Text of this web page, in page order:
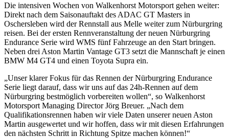
Die intensiven Wochen von Walkenhorst Motorsport gehen weiter:
Direkt nach dem Saisonauftakt des ADAC GT Masters in
Oschersleben wird der Rennstall aus Melle weiter zum Nürburgring
reisen. Bei der ersten Rennveranstaltung der neuen Nürburgring
Endurance Serie wird WMS fünf Fahrzeuge an den Start bringen.
Neben drei Aston Martin Vantage GT3 setzt die Mannschaft je einen
BMW M4 GT4 und einen Toyota Supra ein.
„Unser klarer Fokus für das Rennen der Nürburgring Endurance
Serie liegt darauf, dass wir uns auf das 24h-Rennen auf dem
Nürburgring bestmöglich vorbereiten wollen“, so Walkenhorst
Motorsport Managing Director Jörg Breuer. „Nach dem
Qualifikationsrennen haben wir viele Daten unserer neuen Aston
Martin ausgewertet und wir hoffen, dass wir mit diesen Erfahrungen
den nächsten Schritt in Richtung Spitze machen können!“